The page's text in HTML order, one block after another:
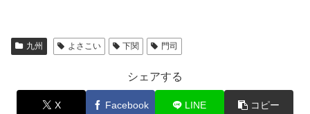
九州 よさこい 下関 門司
シェアする
X Facebook LINE コピー